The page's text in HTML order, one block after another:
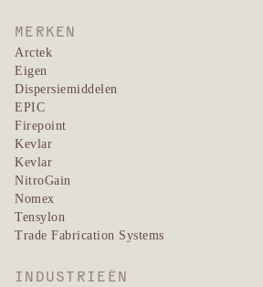
MERKEN
Arctek
Eigen
Dispersiemiddelen
EPIC
Firepoint
Kevlar
Kevlar
NitroGain
Nomex
Tensylon
Trade Fabrication Systems
INDUSTRIEËN